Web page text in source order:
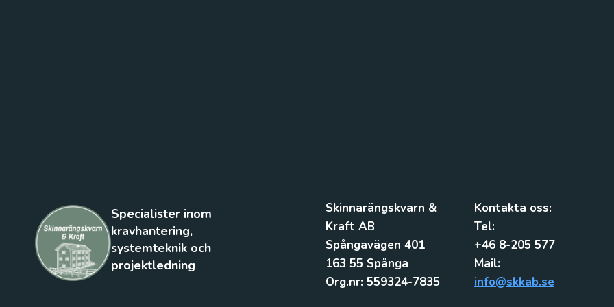
Specialister inom
kravhantering,
systemteknik och
projektledning
Skinnarängskvarn &
Kraft AB
Spångavägen 401
163 55 Spånga
Org.nr: 559324-7835
Kontakta oss:
Tel:
+46 8-205 577
Mail:
info@skkab.se